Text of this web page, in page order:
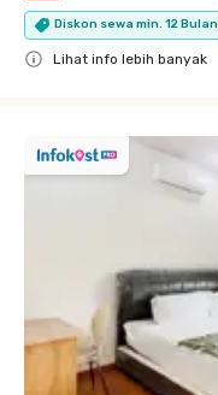
Diskon sewa min. 12 Bulan
Lihat info lebih banyak